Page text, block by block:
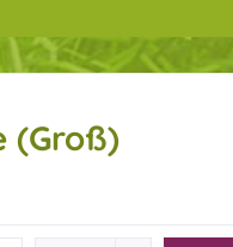
(Groß)